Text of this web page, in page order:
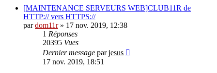
[MAINTENANCE SERVEURS WEB]CLUB11R de
HTTP:// vers HTTPS://
pardom11r» 17 nov. 2019, 12:38
1 Réponses
20395 Vues
Dernier message parjesus
17 nov. 2019, 18:51